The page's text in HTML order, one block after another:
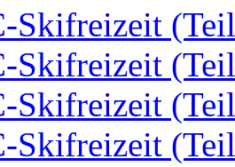
Skifreizeit
Skifreizeit
Skifreizeit
Skifreizeit